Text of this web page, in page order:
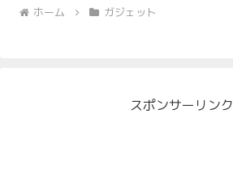
ホーム ガジェット
スポンサーリンク